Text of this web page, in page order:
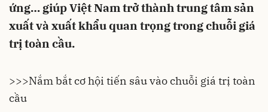
ứng… giúp Việt Nam trở thành trung tâm sản
xuất và xuất khẩu quan trọng trong chuỗi giá
trị toàn cầu.
>>>Nắm bắt cơ hội tiến sâu vào chuỗi giá trị toàn
cầu
Hủy